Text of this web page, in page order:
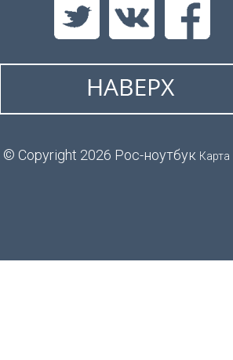
© Copyright 2026 Рос-ноутбук Карта